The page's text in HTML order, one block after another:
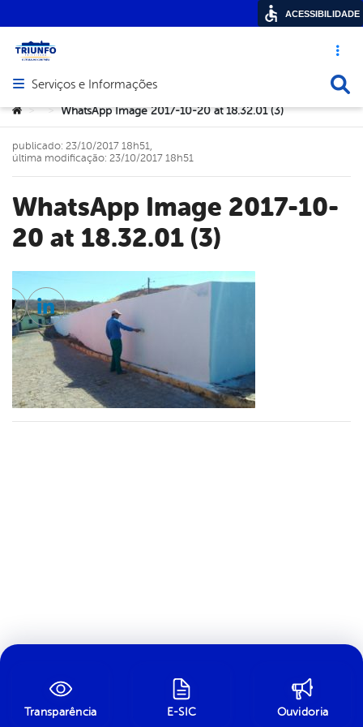
Acesso
Abrir menu principal de navegação
Serviços e Informações
Você está aqui:
> > WhatsApp Image 2017-10-20 at 18.32.01 (3)
WhatsApp Image 2017-10-
20 at 18.32.01 (3)
publicado: 23/10/2017 18h51,
última modificação: 23/10/2017 18h51
TwitterLinkedin
Transparência E-SIC Ouvidoria
ACESSIBILIDADE